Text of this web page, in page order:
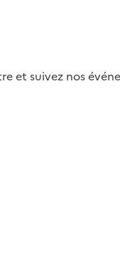
et suivez nos